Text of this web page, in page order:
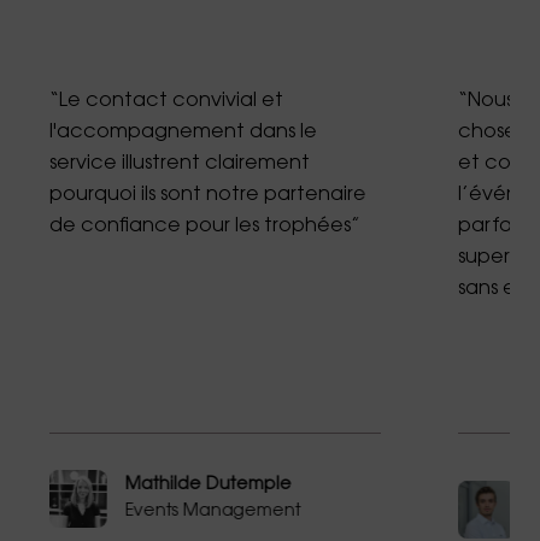
“Le contact convivial et
l'accompagnement dans le
service illustrent clairement
pourquoi ils sont notre partenaire
de confiance pour les trophées”
Mathilde Dutemple
Events Management
“Nous
chose
et
parfait :
sans